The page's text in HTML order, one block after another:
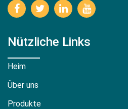
Nützliche Links
Heim
Über uns
Produkte